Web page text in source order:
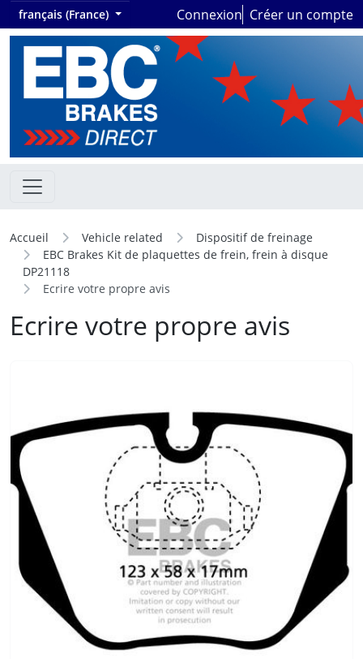
français (France) Connexion Créer un compte
Accueil Vehicle related
Dispositif de freinage
EBC Brakes Kit de plaquettes de frein, frein à disque
DP21118
Ecrire votre propre avis
Ecrire votre propre avis